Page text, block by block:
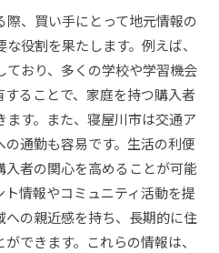
、買い手にとって地元情報の
役割を果たします。例えば、
おり、多くの学校や学習機会
ることで、家庭を持つ購入者
す。また、寝屋川市は交通ア
通勤も容易です。生活の利便
者の関心を高めることが可能
情報やコミュニティ活動を提
の親近感を持ち、長期的に住
できます。これらの情報は、